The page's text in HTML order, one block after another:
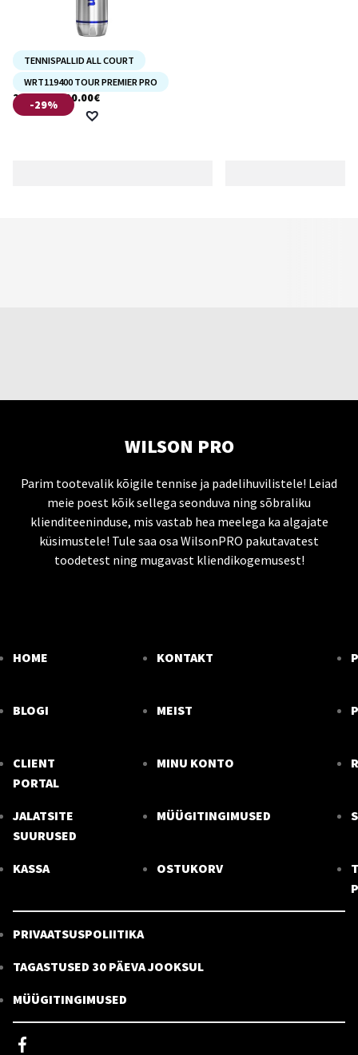
TENNISPALLID ALL COURT
WRT119400 TOUR PREMIER PRO
-29%
TOUR PREMIER PRO
22.00€ –120.00€
Price
range:
HOME
BLOGI
CLIENT
PORTAL
JALATSITE
SUURUSED
KASSA
KONTAKT
MEIST
MINU KONTO
MÜÜGITINGIMUSED
OSTUKORV
PRIVAATSUSPOLIITIKA
TAGASTUSED 30 PÄEVA JOOKSUL
MÜÜGITINGIMUSED
WILSON PRO
Parim tootevalik kõigile tennise ja padelihuvilistele! Leiad
meie poest kõik sellega seonduva ning sõbraliku
klienditeeninduse, mis vastab hea meelega ka algajate
küsimustele! Tule saa osa WilsonPRO pakutavatest
toodetest ning mugavast kliendikogemusest!